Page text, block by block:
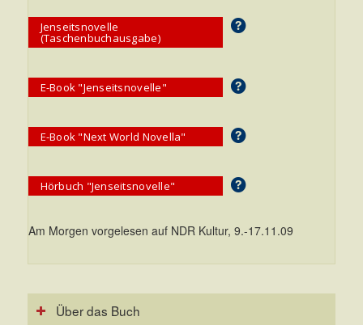
Jenseitsnovelle
(Taschenbuchausgabe)
E-Book "Jenseitsnovelle"
E-Book "Next World Novella"
Hörbuch "Jenseitsnovelle"
Am Morgen vorgelesen auf NDR Kultur, 9.-17.11.09
Über das Buch